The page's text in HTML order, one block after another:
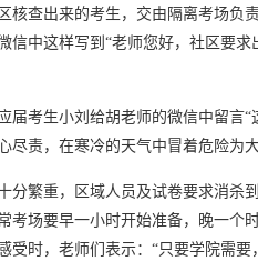
核查出来的考生，交由隔离考场负
信中这样写到“老师您好，社区要
届考生小刘给胡老师的微信中留言
尽责，在寒冷的天气中冒着危险为
分繁重，区域人员及试卷要求消杀
考场要早一小时开始准备，晚一个
受时，老师们表示：“只要学院需